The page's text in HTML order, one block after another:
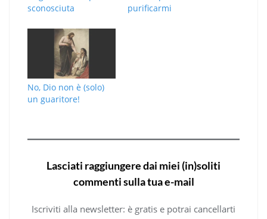
sconosciuta
purificarmi
No, Dio non è (solo)
un guaritore!
Lasciati raggiungere dai miei (in)soliti
commenti sulla tua e-mail
Iscriviti alla newsletter: è gratis e potrai cancellarti